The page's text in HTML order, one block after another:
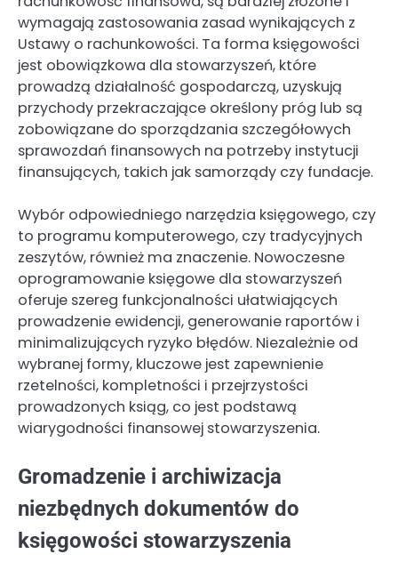
wymagają zastosowania zasad wynikających z
Ustawy o rachunkowości. Ta forma księgowości
jest obowiązkowa dla stowarzyszeń, które
prowadzą działalność gospodarczą, uzyskują
przychody przekraczające określony próg lub są
zobowiązane do sporządzania szczegółowych
sprawozdań finansowych na potrzeby instytucji
finansujących, takich jak samorządy czy fundacje.
Wybór odpowiedniego narzędzia księgowego, czy
to programu komputerowego, czy tradycyjnych
zeszytów, również ma znaczenie. Nowoczesne
oprogramowanie księgowe dla stowarzyszeń
oferuje szereg funkcjonalności ułatwiających
prowadzenie ewidencji, generowanie raportów i
minimalizujących ryzyko błędów. Niezależnie od
wybranej formy, kluczowe jest zapewnienie
rzetelności, kompletności i przejrzystości
prowadzonych ksiąg, co jest podstawą
wiarygodności finansowej stowarzyszenia.
Gromadzenie i archiwizacja
niezbędnych dokumentów do
księgowości stowarzyszenia